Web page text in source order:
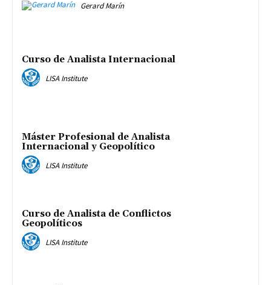
Gerard Marín
Curso de Analista Internacional
LISA Institute
Máster Profesional de Analista
Internacional y Geopolítico
LISA Institute
Curso de Analista de Conflictos
Geopolíticos
LISA Institute